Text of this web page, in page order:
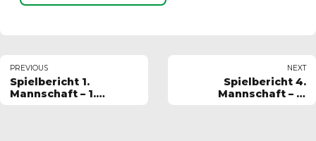
PREVIOUS
Spielbericht 1.
Mannschaft – 1.
NEXT
Spielbericht 4.
Mannschaft – 2.